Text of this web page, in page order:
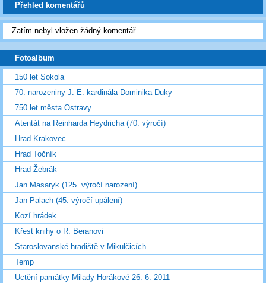
Přehled komentářů
Zatím nebyl vložen žádný komentář
Fotoalbum
150 let Sokola
70. narozeniny J. E. kardinála Dominika Duky
750 let města Ostravy
Atentát na Reinharda Heydricha (70. výročí)
Hrad Krakovec
Hrad Točník
Hrad Žebrák
Jan Masaryk (125. výročí narození)
Jan Palach (45. výročí upálení)
Kozí hrádek
Křest knihy o R. Beranovi
Staroslovanské hradiště v Mikulčicích
Temp
Uctění památky Milady Horákové 26. 6. 2011